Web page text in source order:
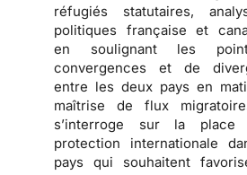
réfugiés statutaires,
politiques française et
en soulignant les
convergences et de
entre les deux pays en
maîtrise deflux
s’interroge sur la
protection internationale
pays qui souhaitent